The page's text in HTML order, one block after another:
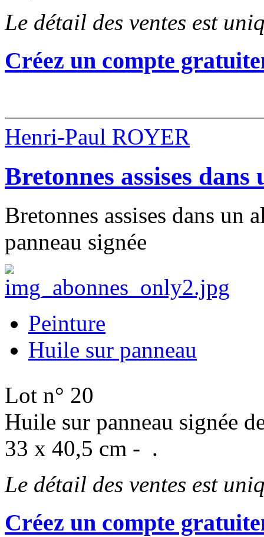
Le détail des ventes est
Créez un compte
Henri-Paul ROYER
Bretonnes assises
Bretonnes assises dans un
panneau signée
Peinture
Huile sur panneau
Lot n° 20
Huile sur panneau signée
33 x 40,5 cm - .
Le détail des ventes est
Créez un compte